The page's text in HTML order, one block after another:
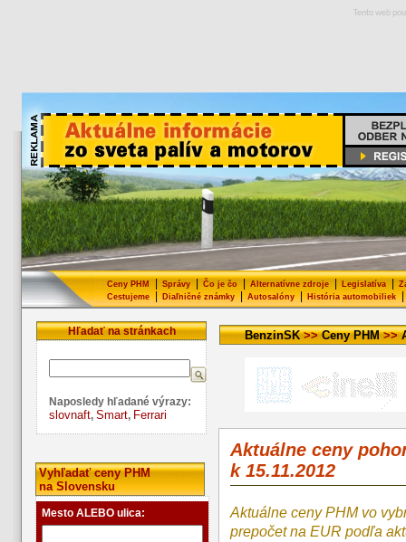
Tento web
Ceny PHM Správy Čo je čo Alternatívne zdroje Legislatíva
Cestujeme| Diaľničné známky| Autosalóny| História automobiliek|
Hľadať na stránkach
Naposledy hľadané výrazy:
slovnaft, Smart, Ferrari
Vyhľadať ceny PHM
na Slovensku
Mesto ALEBO ulica:
BenzinSK>>Ceny PHM>>
Aktuálne ceny
k 15.11.2012
Aktuálne ceny PHM vo
prepočet na EUR podľa